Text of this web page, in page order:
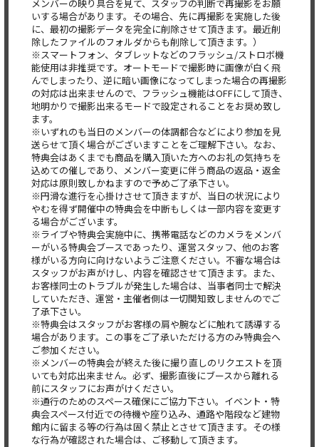
メンバーの映り具合を見て、 スタッフの判断で再撮影をお願
いする場合があります。その場合、 先に再撮影を実施した後
に、 最初の撮影データを完全に削除させて頂きます。 最近削
除したファイルのフォルダからも削除して頂きます。）
※スマートフォン、タブレットなどのフラッシュ/ストロボ機
能使用は非推奨です。 オートモードで撮影時に画像が白く飛
んでしまったり、 逆に暗い画像になってしまった場合の再撮影
の対応は出来ませんので、フラッシュ機能はOFFにして頂き、
地明かりで撮影出来るモードで設定されることをお奨め致し
ます。
※いずれのも当日のメンバーの体調都合などにより参加を見
送らせて頂く場合がございますことをご理解下さい。なお、
特典会はあくまでも商品を購入頂いた方へのお礼の気持ちを
込めての催しであり、メンバー変更に伴う商品の返品・ 返金
対応は原則致しかねますので予めご了承下さい。
※円滑な進行を心掛けさせて頂きますが、 当日の状況により
やむを得ず開催中の特典会を中断もしくは一部内容を変更す
る場合がございます。
※ライブや特典会実施中に、 携帯電話などのカメラをメンバ
ーがいる特典会ブースであったり、 運営スタッフ、 他のお客
様がいる方向に向けないようご注意ください。 不審な場合は
スタッフがお声がけし、内容を確認させて頂きます。 また、
お客様同士のトラブルが発生した場合は、 当事者同士で解決
していただき、運営・ 主催者側は一切関知致しませんのでご
了承下さい。
※特典会はスタッフがお客様の肩や腕などに触れて誘導する
場合があ ります。 この事をご了承いただける方のみ特典会へ
ご参加ください。
※メンバーの特典会が終えた後に撮り直しのリクエストを頂
いても対応出来ません。必ず、 撮影直後にブースから離れる
前にスタッフにお声がけください。
※通行のためのスペース確保にご協力下さい。イベント・ 特
典会スペース付近での待機や座り込み、 通路や階段など建物
館内に留まる等の行為は固く禁止とさせて頂き ます。その様
な行為が確認された場合は、ご移動して頂きます。